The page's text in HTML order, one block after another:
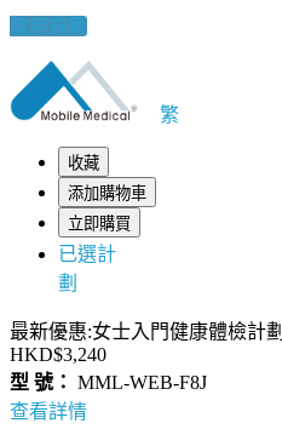
健康錦囊
繁
收藏
添加購物車
立即購買
已選計
劃
最新優惠:女士入門健康體檢計劃
HKD$3,240
型 號： MML-WEB-F8J
查看詳情